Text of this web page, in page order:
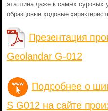
эта шина даже в самых суровых
образцовые ходовые
Презентация
Geolandar G-012
Подробнее о
S G012 на сайте